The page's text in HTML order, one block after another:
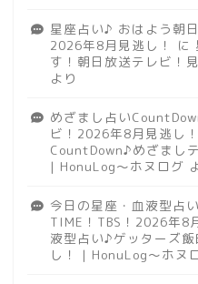
星座占い♪ おはよう朝
2026年8月見逃し！
に
す！朝日放送テレビ！
より
めざまし占い
ビ！2026年8月見逃し！
CountDown♪めざまし
| HonuLog～ホヌログ
今日の星座・血液型占
TIME！TBS！2026年8
液型占い♪ゲッターズ
し！ | HonuLog～ホヌ